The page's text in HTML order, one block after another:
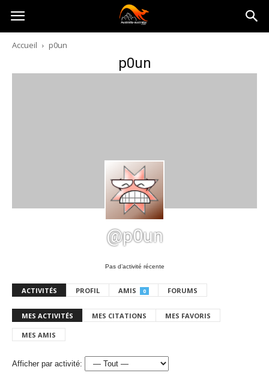
Australia-
australie.com
Accueil p0un
p0un
@p0un
Pas d’activité récente
ACTIVITÉS PROFIL AMIS 0 FORUMS
MES ACTIVITÉS MES CITATIONS MES FAVORIS
MES AMIS
Afficher par activité: